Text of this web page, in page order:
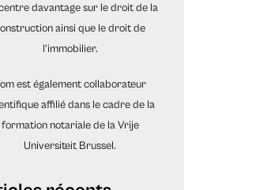
davantage sur le droit de la
ainsi que le droit de
l’immobilier.
est également collaborateur
affilié dans le cadre de la
formation notariale de la Vrije
Universiteit Brussel.